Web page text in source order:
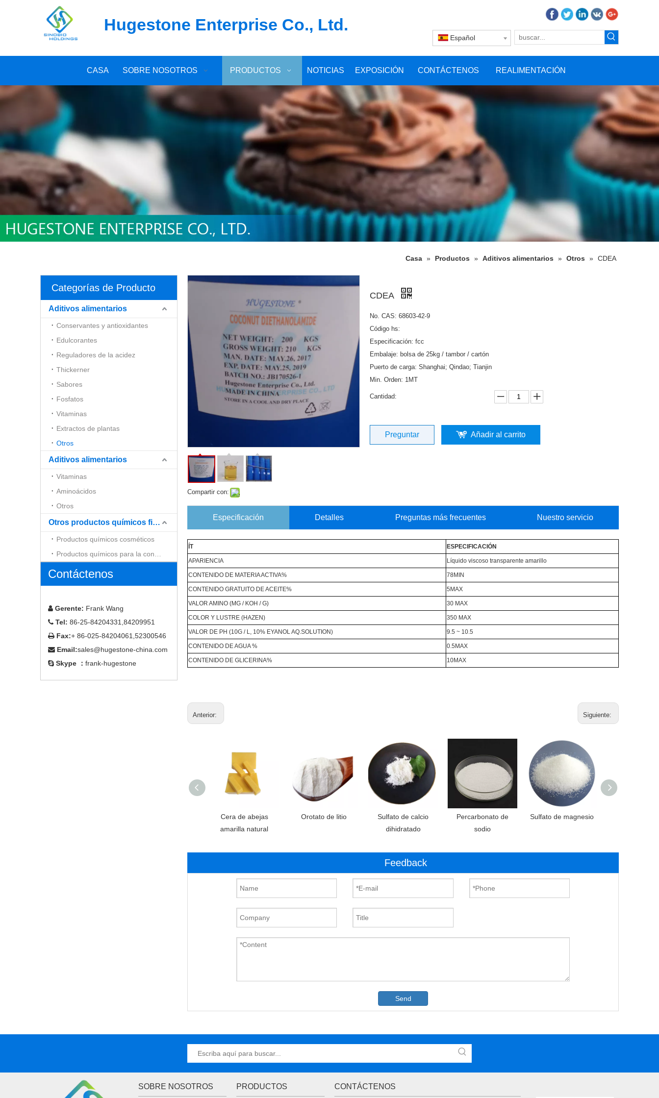
Hugestone Enterprise Co., Ltd.
Español
CASA SOBRE NOSOTROS PRODUCTOS NOTICIAS EXPOSICIÓN CONTÁCTENOS REALIMENTACIÓN
Casa » Productos » Aditivos alimentarios » Otros » CDEA
Categorías de Producto
Aditivos alimentarios
Conservantes y antioxidantes
Edulcorantes
Reguladores de la acidez
Thickerner
Sabores
Fosfatos
Vitaminas
Extractos de plantas
Otros
Aditivos alimentarios
Vitaminas
Aminoácidos
Otros
Otros productos químicos finos
Productos químicos cosméticos
Contáctenos
 Gerente: Frank Wang
 Tel: 86-25-84204331,84209951
 Fax:+ 86-025-84204061,52300546
 Email:sales@hugestone-china.com
 Skype ： frank-hugestone
Compartir con:
CDEA
No. CAS: 68603-42-9
Código hs:
Especificación: fcc
Embalaje: bolsa de 25kg / tambor / cartón
Puerto de carga: Shanghai; Qindao; Tianjin
Min. Orden: 1MT
Cantidad:
Preguntar Añadir al carrito
Especificación Detalles Preguntas más frecuentes Nuestro servicio
ÍT ESPECIFICACIÓN
APARIENCIA Líquido viscoso transparente amarillo
CONTENIDO DE MATERIA ACTIVA% 78MIN
CONTENIDO GRATUITO DE ACEITE% 5MAX
VALOR AMINO (MG / KOH / G) 30 MAX
COLOR Y LUSTRE (HAZEN) 350 MAX
VALOR DE PH (10G / L, 10% EYANOL AQ.SOLUTION) 9.5 ~ 10.5
CONTENIDO DE AGUA % 0.5MAX
CONTENIDO DE GLICERINA% 10MAX
Anterior: Siguiente:
Cera de abejas
amarilla natural
Orotato de litio
Sulfato de calcio
dihidratado
Percarbonato de
sodio
Sulfato de magnesio
Feedback
Send
SOBRE NOSOTROS PRODUCTOS CONTÁCTENOS